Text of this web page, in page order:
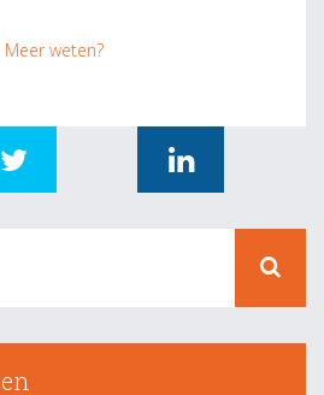
Meer weten?